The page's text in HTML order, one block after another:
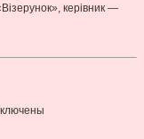
керівник —